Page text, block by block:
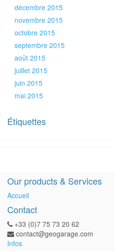
décembre 2015
novembre 2015
octobre 2015
septembre 2015
août 2015
juillet 2015
juin 2015
mai 2015
Étiquettes
Our products & Services
Accueil
Contact
+33 (0)7 75 73 20 62
contact@geogarage.com
Infos